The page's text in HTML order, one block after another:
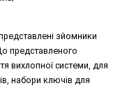
зйомники
представленого
вихлопної системи, для
набори ключів для